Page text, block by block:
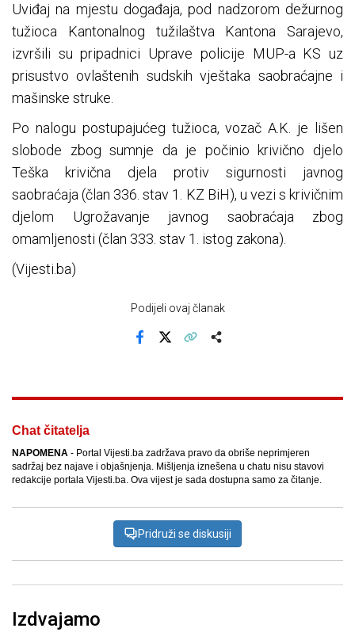
Uviđaj na mjestu događaja, pod nadzorom dežurnog
tužioca Kantonalnog tužilaštva Kantona Sarajevo,
izvršili su pripadnici Uprave policije MUP-a KS uz
prisustvo ovlaštenih sudskih vještaka saobraćajne i
mašinske struke.
Po nalogu postupajućeg tužioca, vozač A.K. je lišen
slobode zbog sumnje da je počinio krivično djelo
Teška krivična djela protiv sigurnosti javnog
saobraćaja (član 336. stav 1. KZ BiH), u vezi s krivičnim
djelom Ugrožavanje javnog saobraćaja zbog
omamljenosti (član 333. stav 1. istog zakona).
(Vijesti.ba)
Podijeli ovaj članak
Chat čitatelja
NAPOMENA - Portal Vijesti.ba zadržava pravo da obriše neprimjeren
sadržaj bez najave i objašnjenja. Mišljenja iznešena u chatu nisu stavovi
redakcije portala Vijesti.ba. Ova vijest je sada dostupna samo za čitanje.
Pridruži se diskusiji
Izdvajamo